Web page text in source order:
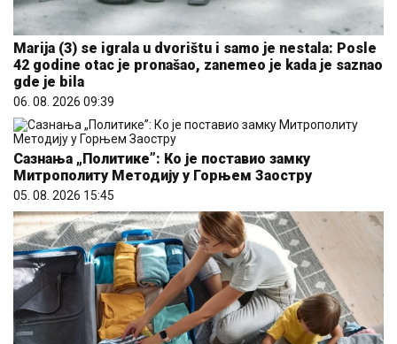
Marija (3) se igrala u dvorištu i samo je nestala: Posle
42 godine otac je pronašao, zanemeo je kada je saznao
gde je bila
06. 08. 2026 09:39
Сазнања „Политике”: Ко је поставио замку
Митрополиту Методију у Горњем Заостру
05. 08. 2026 15:45